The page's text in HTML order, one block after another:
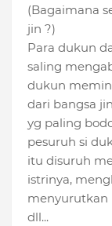
(Bagaimana
jin ?)
Para dukun
saling
dukun
dari bangsa
yg paling
pesuruh si
itu disuruh
istrinya,
menyurutkan
dll...